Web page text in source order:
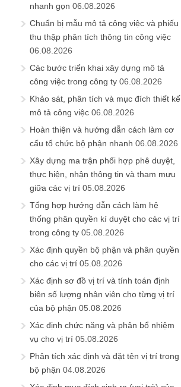
nhanh gọn 06.08.2026
Chuẩn bị mẫu mô tả công việc và phiếu
thu thập phân tích thông tin công việc
06.08.2026
Các bước triển khai xây dựng mô tả
công việc trong công ty 06.08.2026
Khảo sát, phân tích và mục đích thiết kế
mô tả công việc 06.08.2026
Hoàn thiện và hướng dẫn cách làm cơ
cấu tổ chức bộ phận nhanh 06.08.2026
Xây dựng ma trận phối hợp phê duyệt,
thực hiện, nhận thông tin và tham mưu
giữa các vị trí 05.08.2026
Tổng hợp hướng dẫn cách làm hệ
thống phân quyền kí duyệt cho các vị trí
trong công ty 05.08.2026
Xác định quyền bộ phận và phân quyền
cho các vị trí 05.08.2026
Xác định sơ đồ vị trí và tính toán định
biên số lượng nhân viên cho từng vị trí
của bộ phận 05.08.2026
Xác định chức năng và phân bổ nhiệm
vụ cho vị trí 05.08.2026
Phân tích xác định và đặt tên vị trí trong
bộ phận 04.08.2026